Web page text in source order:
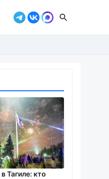
Тагиле: кто